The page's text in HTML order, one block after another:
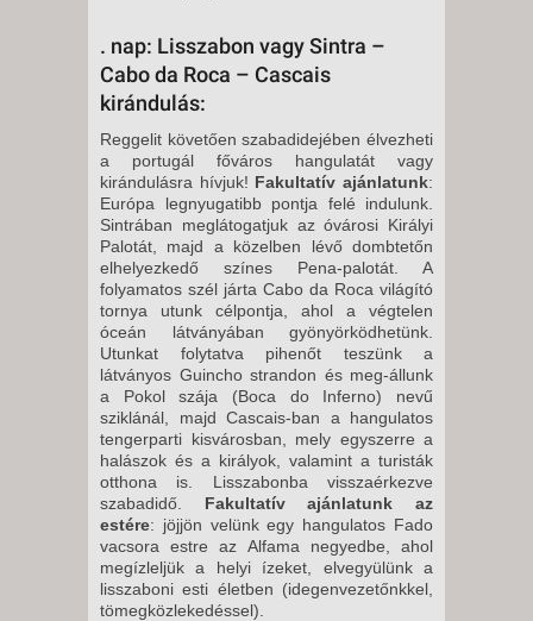
. nap: Lisszabon vagy Sintra –
Cabo da Roca – Cascais
kirándulás:
Reggelit követően szabadidejében élvezheti
a portugál főváros hangulatát vagy
kirándulásra hívjuk! Fakultatív ajánlatunk:
Európa legnyugatibb pontja felé indulunk.
Sintrában meglátogatjuk az óvárosi Királyi
Palotát, majd a közelben lévő dombtetőn
elhelyezkedő színes Pena-palotát. A
folyamatos szél járta Cabo da Roca világító
tornya utunk célpontja, ahol a végtelen
óceán látványában gyönyörködhetünk.
Utunkat folytatva pihenőt teszünk a
látványos Guincho strandon és meg-állunk
a Pokol szája (Boca do Inferno) nevű
sziklánál, majd Cascais-ban a hangulatos
tengerparti kisvárosban, mely egyszerre a
halászok és a királyok, valamint a turisták
otthona is. Lisszabonba visszaérkezve
szabadidő. Fakultatív ajánlatunk az
estére: jöjjön velünk egy hangulatos Fado
vacsora estre az Alfama negyedbe, ahol
megízleljük a helyi ízeket, elvegyülünk a
lisszaboni esti életben (idegenvezetőnkkel,
tömegközlekedéssel).